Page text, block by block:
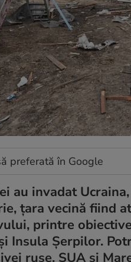
preferată în Google
au invadat
țara vecină fiind
printre
Insula Șerpilor.
ruse. SUA și